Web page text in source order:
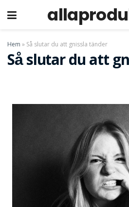
Hem » Så slutar du att gnissla tänder
Så slutar du att